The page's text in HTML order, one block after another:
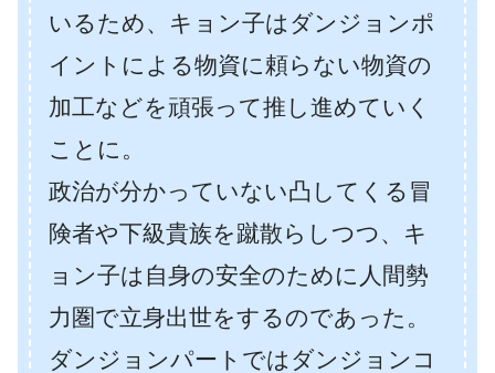
いるため、キョン子はダンジョンポ
イントによる物資に頼らない物資の
加工などを頑張って推し進めていく
ことに。
政治が分かっていない凸してくる冒
険者や下級貴族を蹴散らしつつ、キ
ョン子は自身の安全のために人間勢
力圏で立身出世をするのであった。
ダンジョンパートではダンジョンコ